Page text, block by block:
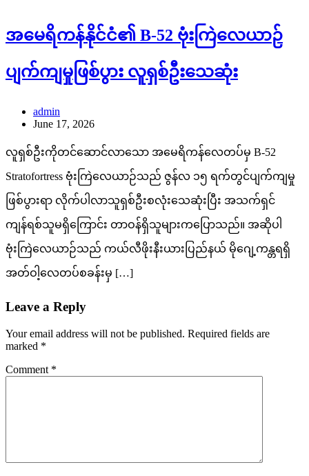
အမေရိကန်နိုင်ငံ၏ B-52 ဗုံးကြဲလေယာဉ်
ပျက်ကျမှုဖြစ်ပွား လူရှစ်ဦးသေဆုံး
admin
June 17, 2026
လူရှစ်ဦးကိုတင်ဆောင်လာသော အမေရိကန်လေတပ်မှ B-52
Stratofortress ဗုံးကြဲလေယာဉ်သည် ဇွန်လ ၁၅ ရက်တွင်ပျက်ကျမှု
ဖြစ်ပွားရာ လိုက်ပါလာသူရှစ်ဦးစလုံးသေဆုံးပြီး အသက်ရှင်
ကျန်ရစ်သူမရှိကြောင်း တာဝန်ရှိသူများကပြောသည်။ အဆိုပါ
ဗုံးကြဲလေယာဉ်သည် ကယ်လီဖိုးနီးယားပြည်နယ် မိုဂျေ့ကန္တရရှိ
အတ်ဝါ့လေတပ်စခန်းမှ […]
Leave a Reply
Your email address will not be published. Required fields are
marked *
Comment *